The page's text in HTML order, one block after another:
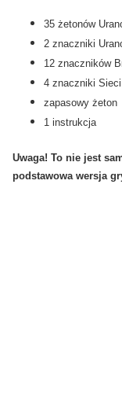
35 żetonów
2 znaczniki
12 znaczników
4 znaczniki Sieci
zapasowy żeton
1 instrukcja
Uwaga! To nie jest
podstawowa wersja